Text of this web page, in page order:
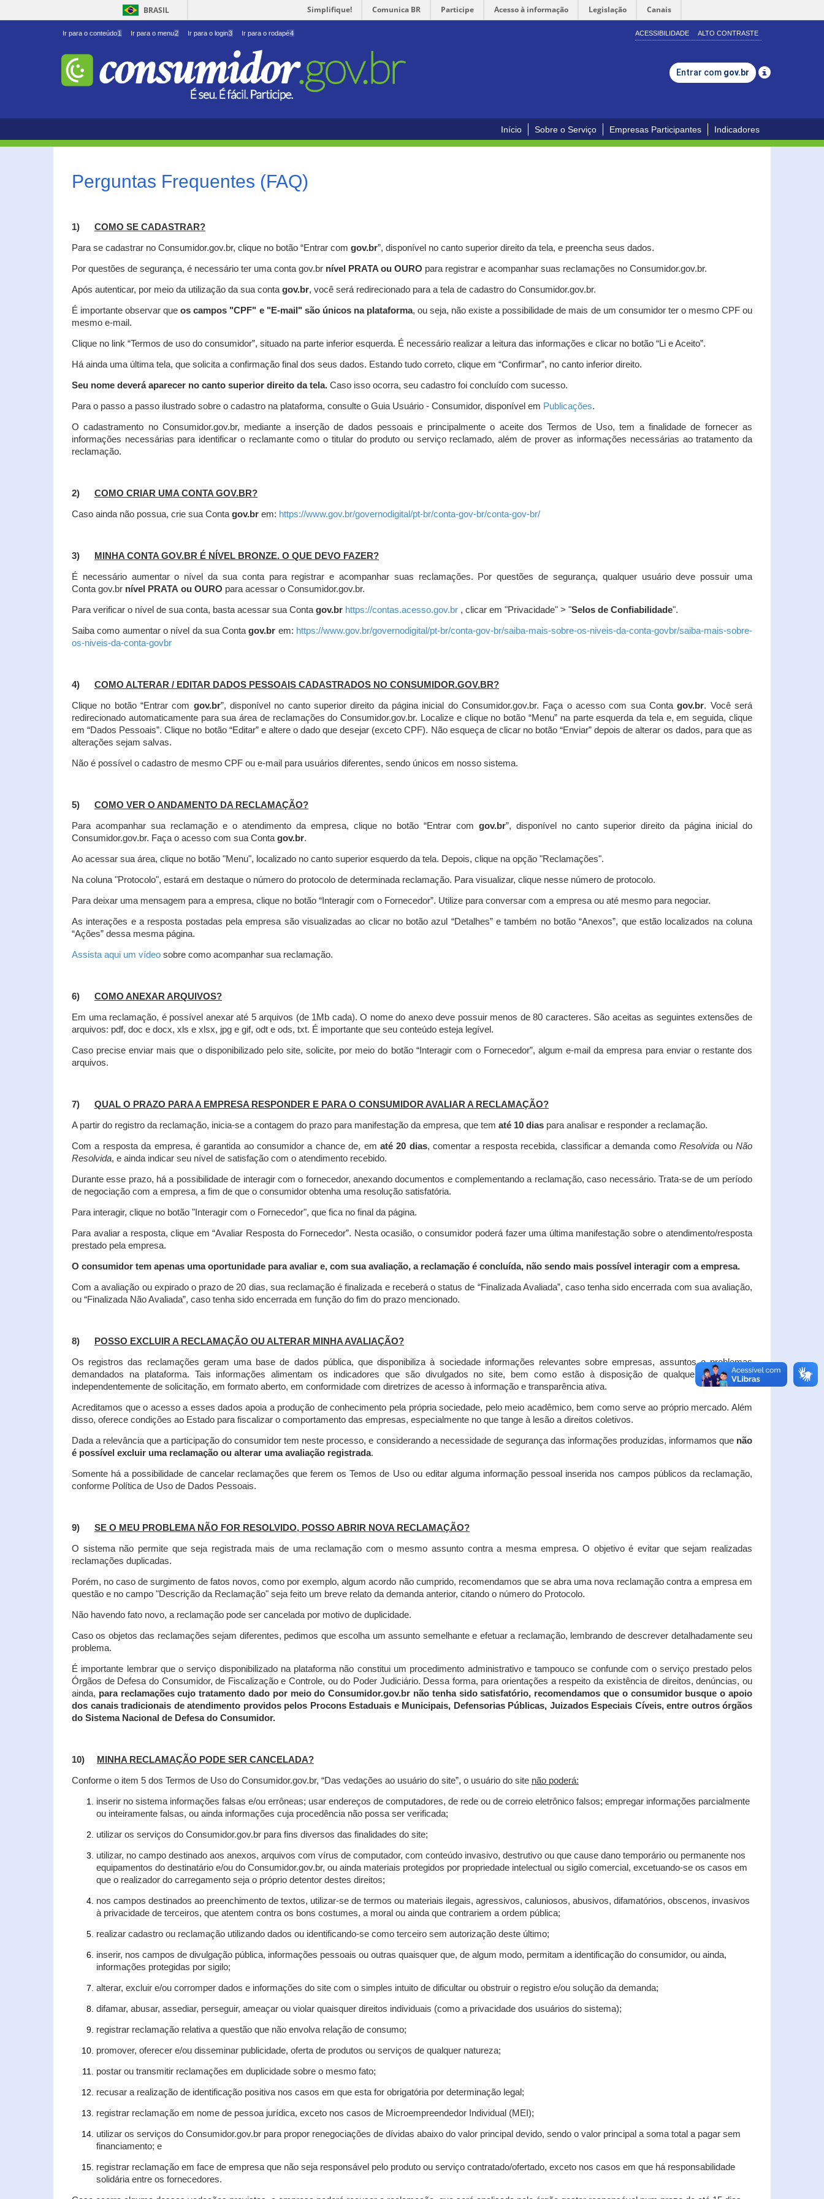
BRASIL Simplifique! Comunica BR Participe Acesso à informação Legislação Canais
Ir para o conteúdo1 Ir para o menu2 Ir para o login3 Ir para o rodapé4 ACESSIBILIDADE ALTO CONTRASTE
Entrar com gov.br
Início Sobre o Serviço Empresas Participantes Indicadores
Perguntas Frequentes (FAQ)
1) COMO SE CADASTRAR?
Para se cadastrar no Consumidor.gov.br, clique no botão “Entrar com gov.br”, disponível no canto superior direito da tela, e preencha seus dados.
Por questões de segurança, é necessário ter uma conta gov.br nível PRATA ou OURO para registrar e acompanhar suas reclamações no Consumidor.gov.br.
Após autenticar, por meio da utilização da sua conta gov.br, você será redirecionado para a tela de cadastro do Consumidor.gov.br.
É importante observar queos campos "CPF" e "E-mail" são únicos na plataforma, ou seja, não existe a possibilidade de mais de um consumidor ter o mesmo CPF ou
mesmo e-mail.
Clique no link “Termos de uso do consumidor”, situado na parte inferior esquerda. É necessário realizar a leitura das informações e clicar no botão “Li e Aceito”.
Há ainda uma última tela, que solicita a confirmação final dos seus dados. Estando tudo correto, clique em “Confirmar”, no canto inferior direito.
Seu nome deverá aparecer no canto superior direito da tela. Caso isso ocorra, seu cadastro foi concluído com sucesso.
Para o passo a passo ilustrado sobre o cadastro na plataforma, consulte o Guia Usuário - Consumidor, disponível em Publicações.
O cadastramento no Consumidor.gov.br, mediante a inserção de dados pessoais e principalmente o aceite dos Termos de Uso, tem a finalidade de fornecer as
informações necessárias para identificar o reclamante como o titular do produto ou serviço reclamado, além de prover as informações necessárias ao tratamento da
reclamação.
2) COMO CRIAR UMA CONTA GOV.BR?
Caso ainda não possua, crie sua Conta gov.br em: https://www.gov.br/governodigital/pt-br/conta-gov-br/conta-gov-br/
3) MINHA CONTA GOV.BR É NÍVEL BRONZE. O QUE DEVO FAZER?
É necessário aumentar o nível da sua conta para registrar e acompanhar suas reclamações. Por questões de segurança, qualquer usuário deve possuir uma
Conta gov.br nível PRATA ou OURO para acessar o Consumidor.gov.br.
Para verificar o nível de sua conta, basta acessar sua Conta gov.br https://contas.acesso.gov.br , clicar em "Privacidade" > "Selos de Confiabilidade".
Saiba como aumentar o nível da sua Contagov.br em: https://www.gov.br/governodigital/pt-br/conta-gov-br/saiba-mais-sobre-os-niveis-da-conta-govbr/saiba-mais-sobre-
os-niveis-da-conta-govbr
4) COMO ALTERAR / EDITAR DADOS PESSOAIS CADASTRADOS NO CONSUMIDOR.GOV.BR?
Clique no botão “Entrar com gov.br”, disponível no canto superior direito da página inicial do Consumidor.gov.br. Faça o acesso com sua Contagov.br. Você será
redirecionado automaticamente para sua área de reclamações do Consumidor.gov.br. Localize e clique no botão “Menu” na parte esquerda da tela e, em seguida, clique
em “Dados Pessoais”.Clique no botão “Editar” e altere o dado que desejar (exceto CPF). Não esqueça de clicar no botão “Enviar” depois de alterar os dados, para que as
alterações sejam salvas.
Não é possível o cadastro de mesmo CPF ou e-mail para usuários diferentes, sendo únicos em nosso sistema.
5) COMO VER O ANDAMENTO DA RECLAMAÇÃO?
Para acompanhar sua reclamação e o atendimento da empresa, clique no botão “Entrar com gov.br”, disponível no canto superior direito da página inicial do
Consumidor.gov.br. Faça o acesso com sua Conta gov.br.
Ao acessar sua área, clique no botão "Menu", localizado no canto superior esquerdo da tela. Depois, clique na opção "Reclamações".
Na coluna "Protocolo", estará em destaque o número do protocolo de determinada reclamação. Para visualizar, clique nesse número de protocolo.
Para deixar uma mensagem para a empresa, clique no botão “Interagir com o Fornecedor”. Utilize para conversar com a empresa ou até mesmo para negociar.
As interações e a resposta postadas pela empresa são visualizadas ao clicar no botão azul “Detalhes” e também no botão “Anexos”, que estão localizados na coluna
“Ações” dessa mesma página.
Assista aqui um vídeo sobre como acompanhar sua reclamação.
6) COMO ANEXAR ARQUIVOS?
Em uma reclamação, é possível anexar até 5 arquivos (de 1Mb cada). O nome do anexo deve possuir menos de 80 caracteres. São aceitas as seguintes extensões de
arquivos: pdf, doc e docx, xls e xlsx, jpg e gif, odt e ods, txt. É importante que seu conteúdo esteja legível.
Caso precise enviar mais que o disponibilizado pelo site, solicite, por meio do botão “Interagir com o Fornecedor”, algum e-mail da empresa para enviar o restante dos
arquivos.
7) QUAL O PRAZO PARA A EMPRESA RESPONDER E PARA O CONSUMIDOR AVALIAR A RECLAMAÇÃO?
A partir do registro da reclamação, inicia-se a contagem do prazo para manifestação da empresa, que tem até 10 dias para analisar e responder a reclamação.
Com a resposta da empresa, é garantida ao consumidor a chance de, em até 20 dias, comentar a resposta recebida, classificar a demanda comoResolvida ouNão
Resolvida, e ainda indicar seu nível de satisfação com o atendimento recebido.
Durante esse prazo, há a possibilidade de interagir com o fornecedor, anexando documentos e complementando a reclamação, caso necessário. Trata-se de um período
de negociação com a empresa, a fim de que o consumidor obtenha uma resolução satisfatória.
Para interagir, clique no botão "Interagir com o Fornecedor", que fica no final da página.
Para avaliar a resposta, clique em “Avaliar Resposta do Fornecedor”. Nesta ocasião, o consumidor poderá fazer uma última manifestação sobre o atendimento/resposta
prestado pela empresa.
O consumidor tem apenas uma oportunidade para avaliar e, com sua avaliação, a reclamação é concluída, não sendo mais possível interagir com a empresa.
Com a avaliação ou expirado o prazo de 20 dias, sua reclamação é finalizada e receberá o status de “Finalizada Avaliada”, caso tenha sido encerrada com sua avaliação,
ou “Finalizada Não Avaliada”, caso tenha sido encerrada em função do fim do prazo mencionado.
8) POSSO EXCLUIR A RECLAMAÇÃO OU ALTERAR MINHA AVALIAÇÃO?
Os registros das reclamações geram uma base de dados pública, que disponibiliza à sociedade informações relevantes sobre empresas, assuntos e problemas
demandados na plataforma. Tais informações alimentam os indicadores que são divulgados no site, bem como estão à disposição de qualquer interessado,
independentemente de solicitação, em formato aberto, em conformidade com diretrizes de acesso à informação e transparência ativa.
Acreditamos que o acesso a esses dados apoia a produção de conhecimento pela própria sociedade, pelo meio acadêmico, bem como serve ao próprio mercado. Além
disso, oferece condições ao Estado para fiscalizar o comportamento das empresas, especialmente no que tange à lesão a direitos coletivos.
Dada a relevância que a participação do consumidor tem neste processo, e considerando a necessidade de segurança das informações produzidas, informamos que não
é possível excluir uma reclamação ou alterar uma avaliação registrada.
Somente há a possibilidade de cancelar reclamações que ferem os Temos de Uso ou editar alguma informação pessoal inserida nos campos públicos da reclamação,
conforme Política de Uso de Dados Pessoais.
9) SE O MEU PROBLEMA NÃO FOR RESOLVIDO, POSSO ABRIR NOVA RECLAMAÇÃO?
O sistema não permite que seja registrada mais de uma reclamação com o mesmo assunto contra a mesma empresa. O objetivo é evitar que sejam realizadas
reclamações duplicadas.
Porém, no caso de surgimento de fatos novos, como por exemplo, algum acordo não cumprido, recomendamos que se abra uma nova reclamação contra a empresa em
questão e no campo "Descrição da Reclamação" seja feito um breve relato da demanda anterior, citando o número do Protocolo.
Não havendo fato novo, a reclamação pode ser cancelada por motivo de duplicidade.
Caso os objetos das reclamações sejam diferentes, pedimos que escolha um assunto semelhante e efetuar a reclamação, lembrando de descrever detalhadamente seu
problema.
É importante lembrar que o serviço disponibilizado na plataforma não constitui um procedimento administrativo e tampouco se confunde com o serviço prestado pelos
Órgãos de Defesa do Consumidor, de Fiscalização e Controle, ou do Poder Judiciário. Dessa forma, para orientações a respeito da existência de direitos, denúncias, ou
ainda, para reclamações cujo tratamento dado por meio do Consumidor.gov.br não tenha sido satisfatório, recomendamos que o consumidor busque o apoio
dos canais tradicionais de atendimento providos pelos Procons Estaduais e Municipais, Defensorias Públicas, Juizados Especiais Cíveis, entre outros órgãos
do Sistema Nacional de Defesa do Consumidor.
10) MINHA RECLAMAÇÃO PODE SER CANCELADA?
Conforme o item 5 dos Termos de Uso do Consumidor.gov.br, “Das vedações ao usuário do site”, o usuário do site não poderá:
inserir no sistema informações falsas e/ou errôneas; usar endereços de computadores, de rede ou de correio eletrônico falsos; empregar informações parcialmente
ou inteiramente falsas, ou ainda informações cuja procedência não possa ser verificada;
utilizar os serviços do Consumidor.gov.br para fins diversos das finalidades do site;
utilizar, no campo destinado aos anexos, arquivos com vírus de computador, com conteúdo invasivo, destrutivo ou que cause dano temporário ou permanente nos
equipamentos do destinatário e/ou do Consumidor.gov.br, ou ainda materiais protegidos por propriedade intelectual ou sigilo comercial, excetuando-se os casos em
que o realizador do carregamento seja o próprio detentor destes direitos;
nos campos destinados ao preenchimento de textos, utilizar-se de termos ou materiais ilegais, agressivos, caluniosos, abusivos, difamatórios, obscenos, invasivos
à privacidade de terceiros, que atentem contra os bons costumes, a moral ou ainda que contrariem a ordem pública;
realizar cadastro ou reclamação utilizando dados ou identificando-se como terceiro sem autorização deste último;
inserir, nos campos de divulgação pública, informações pessoais ou outras quaisquer que, de algum modo, permitam a identificação do consumidor, ou ainda,
informações protegidas por sigilo;
alterar, excluir e/ou corromper dados e informações do site com o simples intuito de dificultar ou obstruir o registro e/ou solução da demanda;
difamar, abusar, assediar, perseguir, ameaçar ou violar quaisquer direitos individuais (como a privacidade dos usuários do sistema);
registrar reclamação relativa a questão que não envolva relação de consumo;
promover, oferecer e/ou disseminar publicidade, oferta de produtos ou serviços de qualquer natureza;
postar ou transmitir reclamações em duplicidade sobre o mesmo fato;
recusar a realização de identificação positiva nos casos em que esta for obrigatória por determinação legal;
registrar reclamação em nome de pessoa jurídica, exceto nos casos de Microempreendedor Individual (MEI);
utilizar os serviços do Consumidor.gov.br para propor renegociações de dívidas abaixo do valor principal devido, sendo o valor principal a soma total a pagar sem
financiamento; e
registrar reclamação em face de empresa que não seja responsável pelo produto ou serviço contratado/ofertado, exceto nos casos em que há responsabilidade
solidária entre os fornecedores.